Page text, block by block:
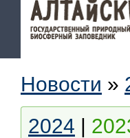
Новости »
2024 |